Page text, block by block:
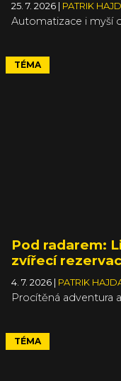
25. 7. 2026 PATRIK
Automatizace i myší
TÉMA
Pod radarem:
zvířecí
4. 7. 2026 PATRIK
Procítěná adventura
TÉMA